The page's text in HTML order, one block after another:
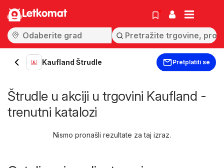
Letkomat
Kaufland Štrudle Pretplatiti se
Štrudle u akciji u trgovini Kaufland -
trenutni katalozi
Nismo pronašli rezultate za taj izraz.